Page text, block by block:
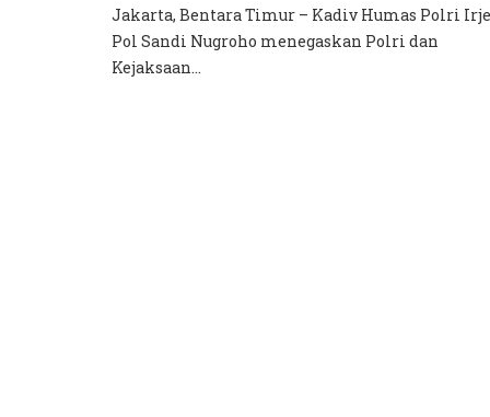
Jakarta, Bentara Timur – Kadiv Humas Polri
Pol Sandi Nugroho menegaskan Polri dan
Kejaksaan...